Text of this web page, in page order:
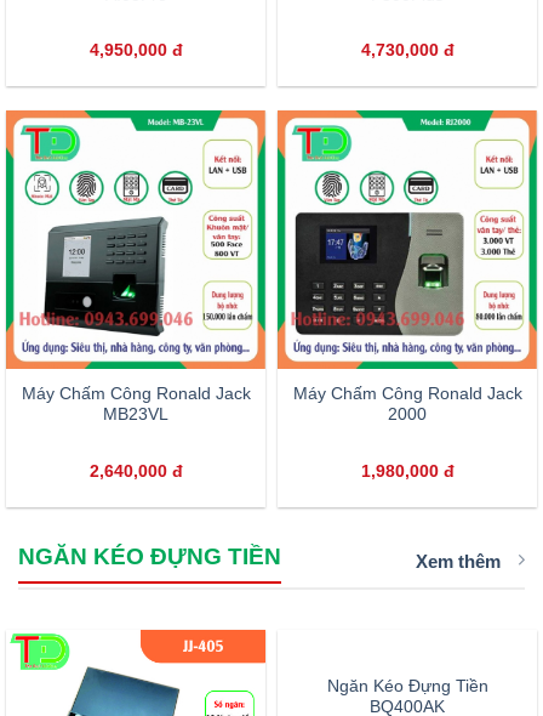
4,950,000 đ 4,730,000 đ
Máy Chấm Công Ronald Jack
MB23VL
2,640,000 đ
Máy Chấm Công Ronald Jack
2000
1,980,000 đ
NGĂN KÉO ĐỰNG TIỀN Xem thêm